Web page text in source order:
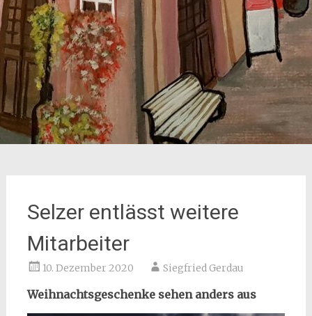
Selzer entlässt weitere
Mitarbeiter
10. Dezember 2020 Siegfried Gerdau
Weihnachtsgeschenke sehen anders aus